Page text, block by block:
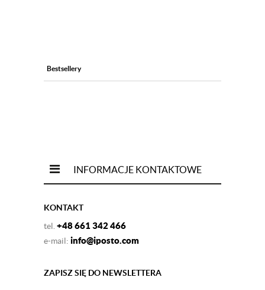
Bestsellery
INFORMACJE KONTAKTOWE
KONTAKT
tel.+48 661 342 466
e-mail: info@iposto.com
ZAPISZ SIĘ DO NEWSLETTERA